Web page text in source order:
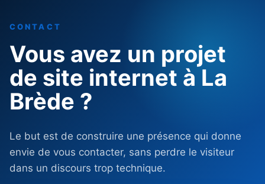
CONTACT
Vous avez un projet
de site internet à La
Brède ?
Le but est de construire une présence qui donne
envie de vous contacter, sans perdre le visiteur
dans un discours trop technique.